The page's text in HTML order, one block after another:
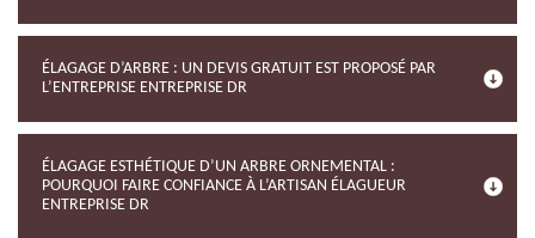
ÉLAGAGE D’ARBRE : UN DEVIS GRATUIT EST PROPOSÉ PAR
L’ENTREPRISE ENTREPRISE DR
ÉLAGAGE ESTHÉTIQUE D’UN ARBRE ORNEMENTAL :
POURQUOI FAIRE CONFIANCE À L’ARTISAN ÉLAGUEUR
ENTREPRISE DR